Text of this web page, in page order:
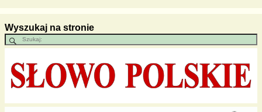
Wyszukaj na stronie